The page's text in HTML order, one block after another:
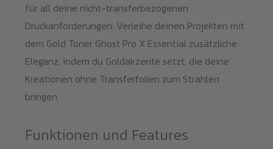
für all deine nicht-transferbezogenen
Druckanforderungen. Verleihe deinen Projekten mit
dem Gold Toner Ghost Pro X Essential zusätzliche
Eleganz, indem du Goldakzente setzt, die deine
Kreationen ohne Transferfolien zum Strahlen
bringen.
Funktionen und Features